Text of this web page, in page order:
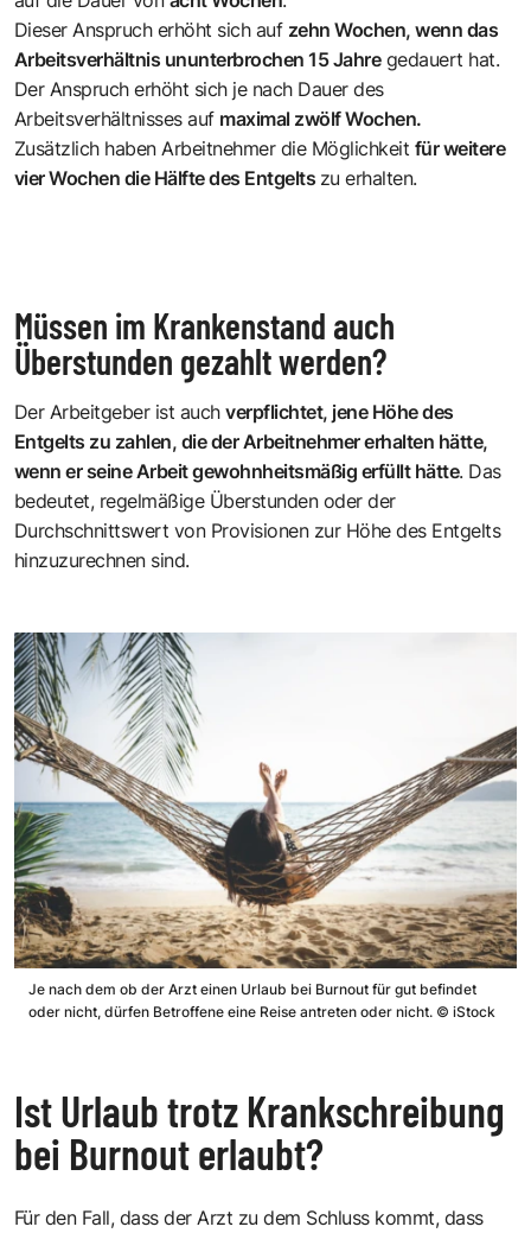
Dieser Anspruch erhöht sich auf zehn Wochen, wenn das
Arbeitsverhältnis ununterbrochen 15 Jahregedauert hat.
Der Anspruch erhöht sich je nach Dauer des
Arbeitsverhältnisses auf maximal zwölf Wochen.
Zusätzlich haben Arbeitnehmer die Möglichkeit für weitere
vier Wochen die Hälfte des Entgelts zu erhalten.
Müssen im Krankenstand auch
Überstunden gezahlt werden?
Der Arbeitgeber ist auchverpflichtet, jene Höhe des
Entgelts zu zahlen, die der Arbeitnehmer erhalten hätte,
wenn er seine Arbeit gewohnheitsmäßig erfüllt hätte. Das
bedeutet, regelmäßige Überstunden oder der
Durchschnittswert von Provisionen zur Höhe des Entgelts
hinzuzurechnen sind.
Je nach dem ob der Arzt einen Urlaub bei Burnout für gut befindet
oder nicht, dürfen Betroffene eine Reise antreten oder nicht. © iStock
Ist Urlaub trotz Krankschreibung
bei Burnout erlaubt?
Für den Fall, dass der Arzt zu dem Schluss kommt, dass